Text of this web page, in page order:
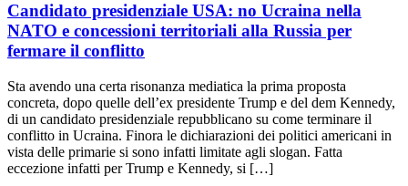
Candidato presidenziale USA: no Ucraina nella
NATO e concessioni territoriali alla Russia per
fermare il conflitto
Sta avendo una certa risonanza mediatica la prima proposta
concreta, dopo quelle dell’ex presidente Trump e del dem Kennedy,
di un candidato presidenziale repubblicano su come terminare il
conflitto in Ucraina. Finora le dichiarazioni dei politici americani in
vista delle primarie si sono infatti limitate agli slogan. Fatta
eccezione infatti per Trump e Kennedy, si […]